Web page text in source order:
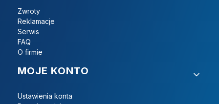
Zwroty
Reklamacje
Serwis
FAQ
O firmie
MOJE KONTO
Ustawienia konta